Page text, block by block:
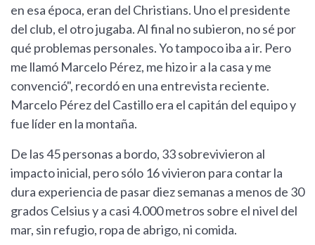
en esa época, eran del Christians. Uno el presidente
del club, el otro jugaba. Al final no subieron, no sé por
qué problemas personales. Yo tampoco iba a ir. Pero
me llamó Marcelo Pérez, me hizo ir a la casa y me
convenció", recordó en una entrevista reciente.
Marcelo Pérez del Castillo era el capitán del equipo y
fue líder en la montaña.
De las 45 personas a bordo, 33 sobrevivieron al
impacto inicial, pero sólo 16 vivieron para contar la
dura experiencia de pasar diez semanas a menos de 30
grados Celsius y a casi 4.000 metros sobre el nivel del
mar, sin refugio, ropa de abrigo, ni comida.